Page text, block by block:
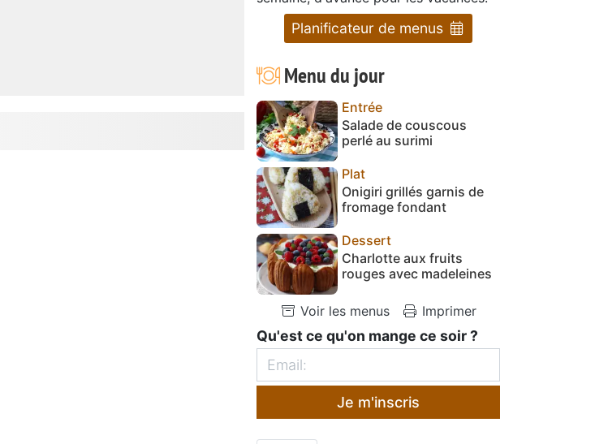
Planificateur de menus
Menu du jour
Entrée
Salade de couscous
perlé au surimi
Plat
Onigiri grillés garnis de
fromage fondant
Dessert
Charlotte aux fruits
rouges avec madeleines
Voir les menus Imprimer
Qu'est ce qu'on mange ce soir ?
Je m'inscris